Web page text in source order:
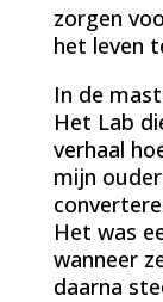
zorgen
het leven
In de
Het Lab
verhaal
mijn
Het was
wanneer
daarna